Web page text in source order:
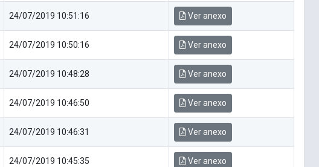
24/07/2019 10:51:16 Ver anexo
24/07/2019 10:50:16 Ver anexo
24/07/2019 10:48:28 Ver anexo
24/07/2019 10:46:50 Ver anexo
24/07/2019 10:46:31 Ver anexo
24/07/2019 10:45:35 Ver anexo